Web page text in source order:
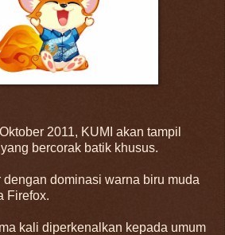
2011, KUMI akan tampil
bercorak batik khusus.
dominasi warna biru muda
Firefox.
kali diperkenalkan kepada umum